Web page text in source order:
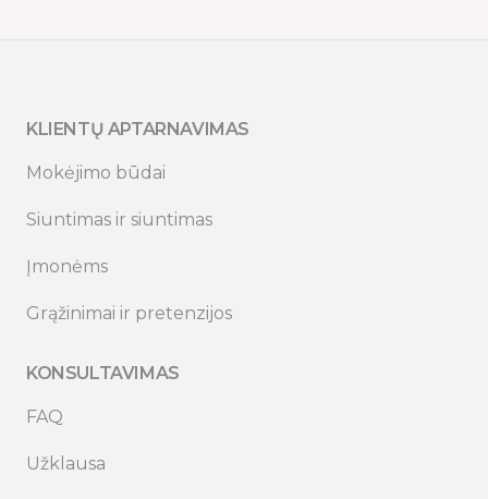
KLIENTŲ APTARNAVIMAS
Mokėjimo būdai
Siuntimas ir siuntimas
Įmonėms
Grąžinimai ir pretenzijos
KONSULTAVIMAS
FAQ
Užklausa